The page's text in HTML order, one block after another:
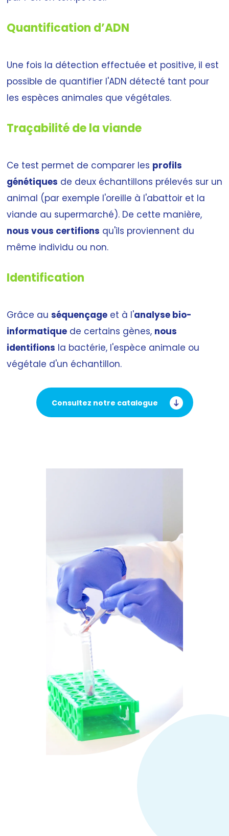
Quantification d’ADN
Une fois la détection effectuée et positive, il est
possible de quantifier l'ADN détecté tant pour
les espèces animales que végétales.
Traçabilité de la viande
Ce test permet de comparer les profils
génétiques de deux échantillons prélevés sur un
animal (par exemple l'oreille à l'abattoir et la
viande au supermarché). De cette manière,
nous vous certifions qu'ils proviennent du
même individu ou non.
Identification
Grâce au séquençageet à l'analyse bio-
informatiquede certains gènes, nous
identifions la bactérie, l'espèce animale ou
végétale d'un échantillon.
Consultez notre catalogue